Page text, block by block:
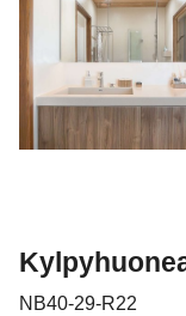
NB40-29-R22